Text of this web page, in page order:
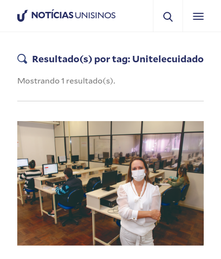
NOTÍCIASUNISINOS
Resultado(s) por tag: Unitelecuidado
Mostrando 1 resultado(s).